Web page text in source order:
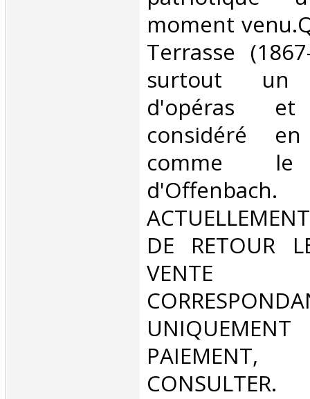
moment
Terrasse
surtout un
d'opéras et
considéré
comme le
DE RETOUR
CONSULTER.‎